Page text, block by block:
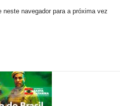
navegador para a próxima vez